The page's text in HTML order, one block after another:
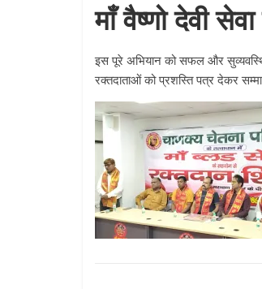
माँ वैष्णो देवी
इस पूरे अभियान को सफल और
रक्तदाताओं को प्रशस्ति पत्र देकर